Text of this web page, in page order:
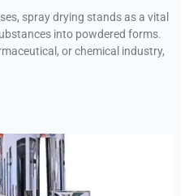
spray drying stands as a vital
into powdered forms.
or chemical industry,